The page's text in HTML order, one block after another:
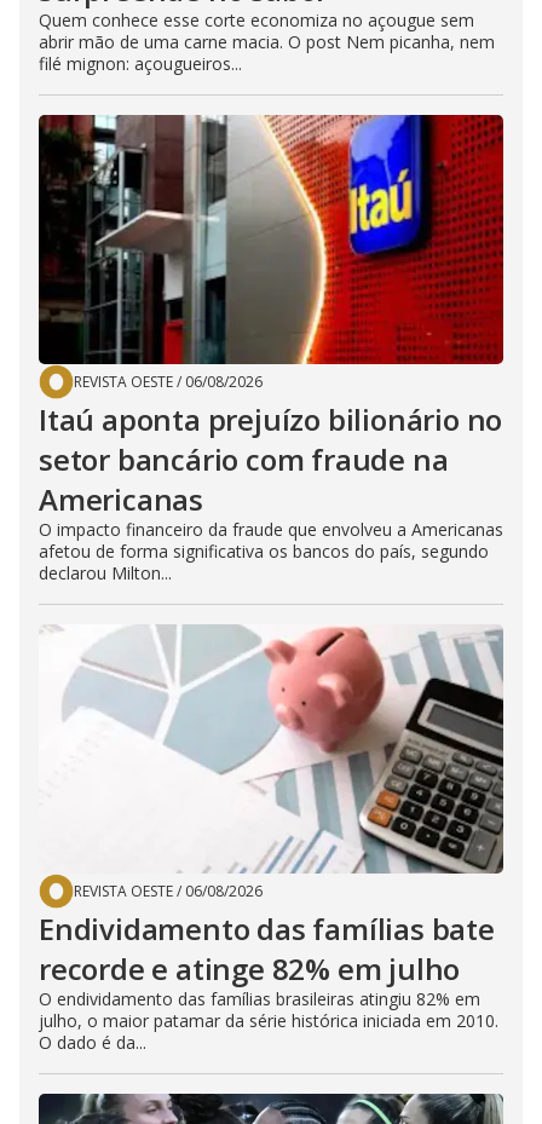
Quem conhece esse corte economiza no açougue sem
abrir mão de uma carne macia. O post Nem picanha, nem
filé mignon: açougueiros...
REVISTA OESTE/ 06/08/2026
Itaú aponta prejuízo bilionário no
setor bancário com fraude na
Americanas
O impacto financeiro da fraude que envolveu a Americanas
afetou de forma significativa os bancos do país, segundo
declarou Milton...
REVISTA OESTE/ 06/08/2026
Endividamento das famílias bate
recorde e atinge 82% em julho
O endividamento das famílias brasileiras atingiu 82% em
julho, o maior patamar da série histórica iniciada em 2010.
O dado é da...